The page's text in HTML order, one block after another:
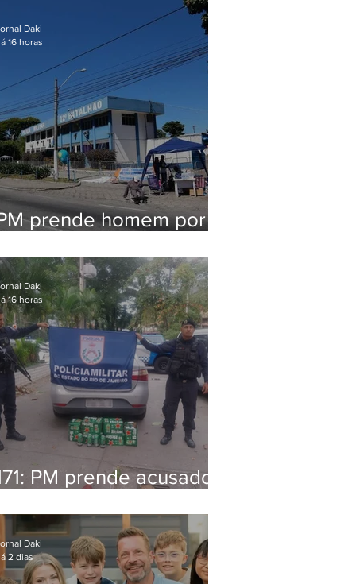
Maricá
prende homem por
Daki
16 horas
PM prende acusado
de Niterói
Daki
16 horas
Daki
2 dias